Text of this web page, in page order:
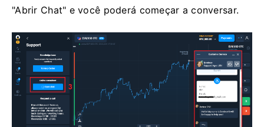
"Abrir Chat" e você poderá começar a conversar.